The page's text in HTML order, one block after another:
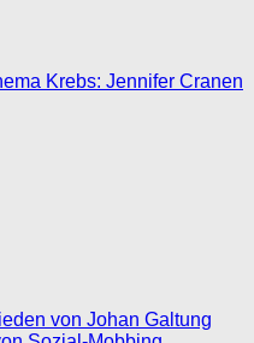
Krebs: Jennifer Cranen
von Johan Galtung